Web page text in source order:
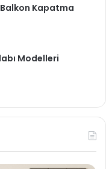
Balkon Kapatma
Modelleri